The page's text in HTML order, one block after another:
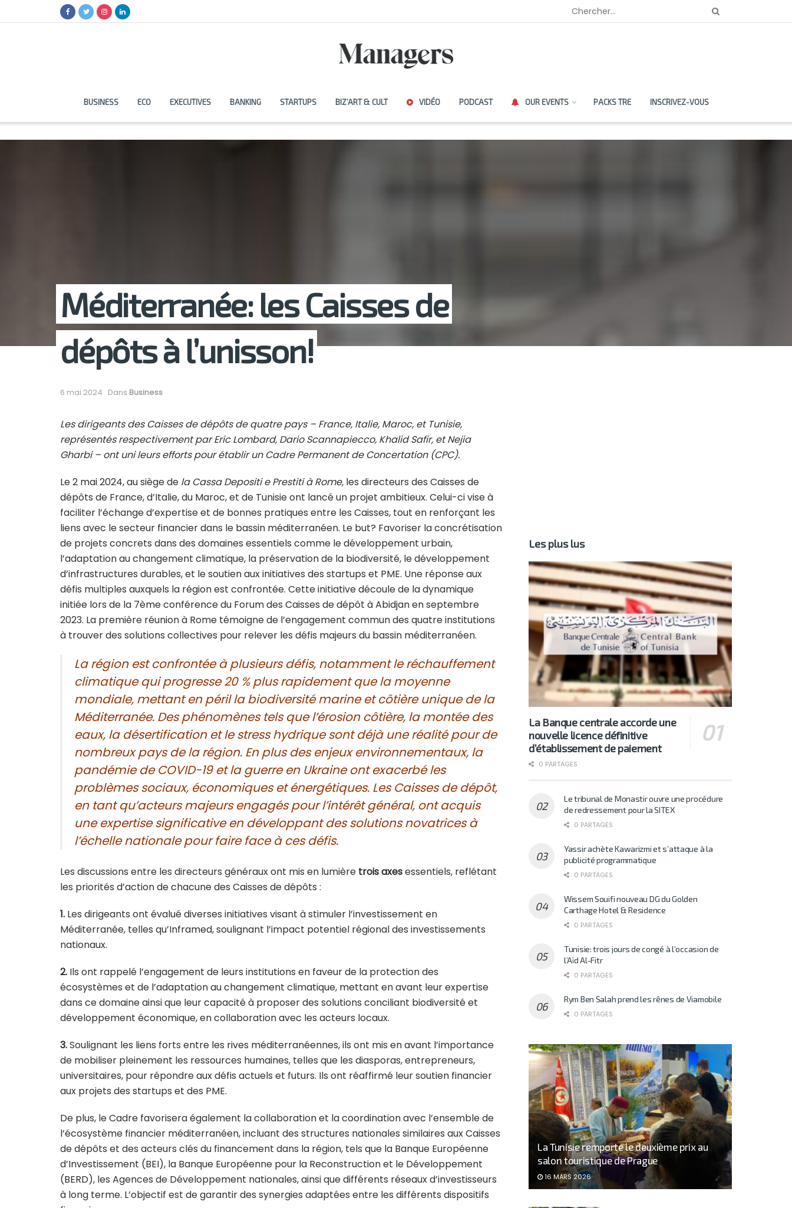
BUSINESS ECO EXECUTIVES BANKING STARTUPS BIZ’ART & CULT VIDÉO PODCAST OUR EVENTS PACKS TRE INSCRIVEZ-VOUS
Méditerranée: les Caisses de
dépôts à l’unisson!
6 mai 2024 Dans Business
Les dirigeants des Caisses de dépôts de quatre pays – France, Italie, Maroc, et Tunisie,
représentés respectivement par Eric Lombard, Dario Scannapiecco, Khalid Safir, et Nejia
Gharbi – ont uni leurs efforts pour établir un Cadre Permanent de Concertation (CPC).
Le 2 mai 2024, au siège de la Cassa Depositi e Prestiti à Rome, les directeurs des Caisses de
dépôts de France, d’Italie, du Maroc, et de Tunisie ont lancé un projet ambitieux. Celui-ci vise à
faciliter l’échange d’expertise et de bonnes pratiques entre les Caisses, tout en renforçant les
liens avec le secteur financier dans le bassin méditerranéen. Le but? Favoriser la concrétisation
de projets concrets dans des domaines essentiels comme le développement urbain,
l’adaptation au changement climatique, la préservation de la biodiversité, le développement
d’infrastructures durables, et le soutien aux initiatives des startups et PME. Une réponse aux
défis multiples auxquels la région est confrontée. Cette initiative découle de la dynamique
initiée lors de la 7ème conférence du Forum des Caisses de dépôt à Abidjan en septembre
2023. La première réunion à Rome témoigne de l’engagement commun des quatre institutions
à trouver des solutions collectives pour relever les défis majeurs du bassin méditerranéen.
La région est confrontée à plusieurs défis, notamment le réchauffement
climatique qui progresse 20 % plus rapidement que la moyenne
mondiale, mettant en péril la biodiversité marine et côtière unique de la
Méditerranée. Des phénomènes tels que l’érosion côtière, la montée des
eaux, la désertification et le stress hydrique sont déjà une réalité pour de
nombreux pays de la région. En plus des enjeux environnementaux, la
pandémie de COVID-19 et la guerre en Ukraine ont exacerbé les
problèmes sociaux, économiques et énergétiques. Les Caisses de dépôt,
en tant qu’acteurs majeurs engagés pour l’intérêt général, ont acquis
une expertise significative en développant des solutions novatrices à
l’échelle nationale pour faire face à ces défis.
Les discussions entre les directeurs généraux ont mis en lumière trois axesessentiels, reflétant
les priorités d’action de chacune des Caisses de dépôts :
1. Les dirigeants ont évalué diverses initiatives visant à stimuler l’investissement en
Méditerranée, telles qu’Inframed, soulignant l’impact potentiel régional des investissements
nationaux.
2. Ils ont rappelé l’engagement de leurs institutions en faveur de la protection des
écosystèmes et de l’adaptation au changement climatique, mettant en avant leur expertise
dans ce domaine ainsi que leur capacité à proposer des solutions conciliant biodiversité et
développement économique, en collaboration avec les acteurs locaux.
3.Soulignant les liens forts entre les rives méditerranéennes, ils ont mis en avant l’importance
de mobiliser pleinement les ressources humaines, telles que les diasporas, entrepreneurs,
universitaires, pour répondre aux défis actuels et futurs. Ils ont réaffirmé leur soutien financier
aux projets des startups et des PME.
De plus, le Cadre favorisera également la collaboration et la coordination avec l’ensemble de
l’écosystème financier méditerranéen, incluant des structures nationales similaires aux Caisses
de dépôts et des acteurs clés du financement dans la région, tels que la Banque Européenne
d’Investissement (BEI), la Banque Européenne pour la Reconstruction et le Développement
(BERD), les Agences de Développement nationales, ainsi que différents réseaux d’investisseurs
à long terme. L’objectif est de garantir des synergies adaptées entre les différents dispositifs
Les plus lus
La Banque centrale accorde une
nouvelle licence définitive
d’établissement de paiement
0 PARTAGES
Le tribunal de Monastir ouvre une procédure
de redressement pour la SITEX
0 PARTAGES
Yassir achète Kawarizmi et s’attaque à la
publicité programmatique
0 PARTAGES
Wissem Souifi nouveau DG du Golden
Carthage Hotel & Residence
0 PARTAGES
Tunisie: trois jours de congé à l’occasion de
l’Aïd Al-Fitr
0 PARTAGES
Rym Ben Salah prend les rênes de Viamobile
0 PARTAGES
La Tunisie remporte le deuxième prix au
salon touristique de Prague
16 MARS 2026